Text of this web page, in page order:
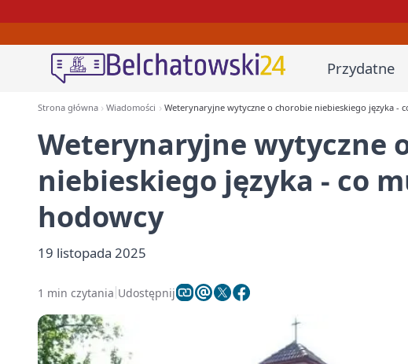
Przydatne
Strona główna Wiadomości Weterynaryjne wytyczne o chorobie niebieskiego języka -
Weterynaryjne wytyczne
niebieskiego języka - co
hodowcy
19 listopada 2025
1 min czytania Udostępnij